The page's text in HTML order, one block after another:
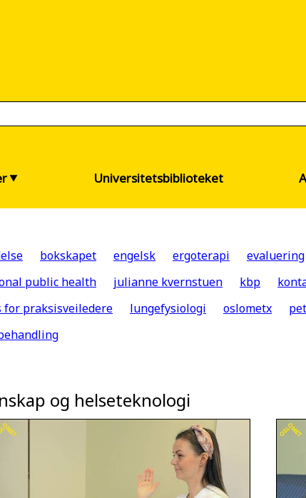
Universitetsbiblioteket
bokskapet engelsk ergoterapi evaluering
public health julianne kvernstuen kbp
for praksisveiledere lungefysiologi oslometx
og helseteknologi